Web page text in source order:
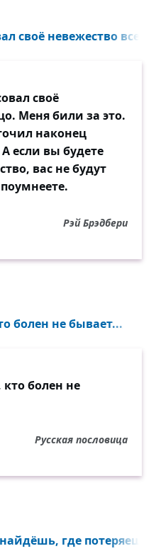
своё невежество всем
своё
Меня били за это.
наконец
если вы будете
вас не будут
Рэй Брэдбери
болен не бывает...
кто болен не
Русская пословица
где